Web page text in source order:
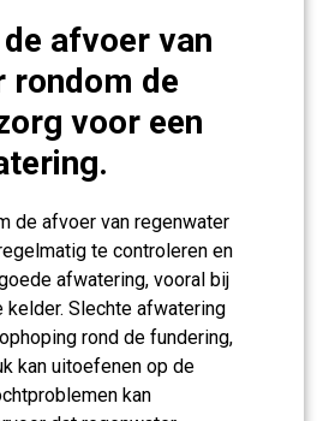
afvoer van
rondom de
voor een
de afvoer van regenwater
te controleren en
afwatering, vooral bij
kelder. Slechte afwatering
rond de fundering,
kan uitoefenen op de
kan